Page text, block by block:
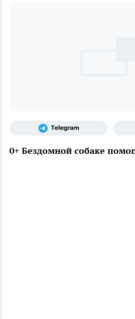
0+ Бездомной собаке